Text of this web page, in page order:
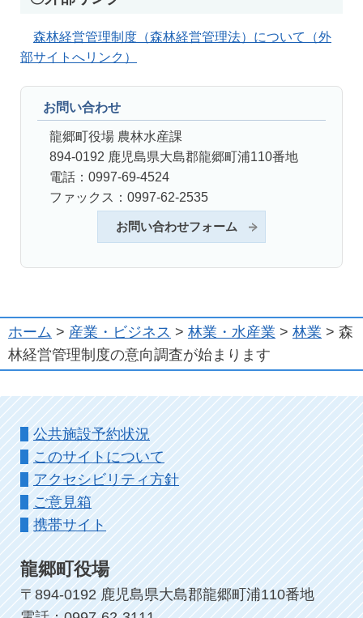
森林経営管理制度（森林経営管理法）について（外
部サイトへリンク）
お問い合わせ
龍郷町役場 農林水産課
894-0192 鹿児島県大島郡龍郷町浦110番地
電話：0997-69-4524
ファックス：0997-62-2535
お問い合わせフォーム
ホーム > 産業・ビジネス > 林業・水産業 > 林業 > 森
林経営管理制度の意向調査が始まります
公共施設予約状況
このサイトについて
アクセシビリティ方針
ご意見箱
携帯サイト
龍郷町役場
〒894-0192 鹿児島県大島郡龍郷町浦110番地